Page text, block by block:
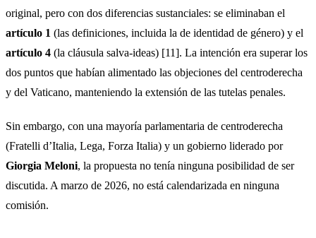
original, pero con dos diferencias sustanciales: se eliminaban el
artículo 1 (las definiciones, incluida la de identidad de género) y el
artículo 4 (la cláusula salva-ideas) [11]. La intención era superar los
dos puntos que habían alimentado las objeciones del centroderecha
y del Vaticano, manteniendo la extensión de las tutelas penales.
Sin embargo, con una mayoría parlamentaria de centroderecha
(Fratelli d’Italia, Lega, Forza Italia) y un gobierno liderado por
Giorgia Meloni, la propuesta no tenía ninguna posibilidad de ser
discutida. A marzo de 2026, no está calendarizada en ninguna
comisión.